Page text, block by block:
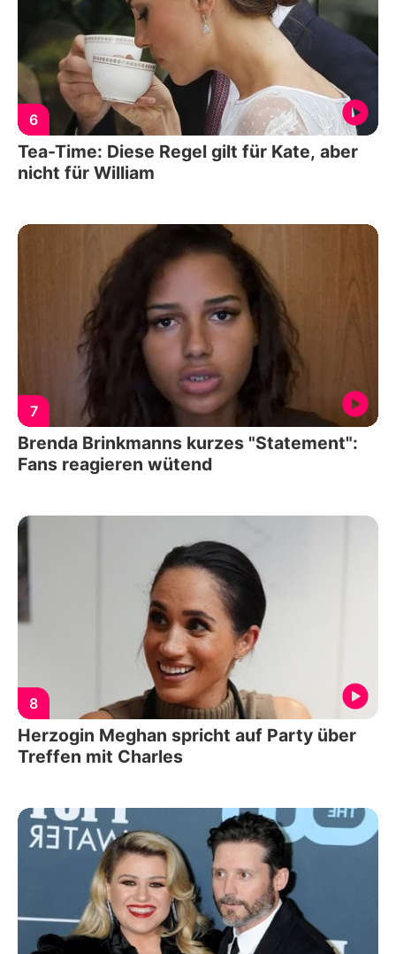
6
Tea-Time: Diese Regel gilt für Kate, aber
nicht für William
7
Brenda Brinkmanns kurzes "Statement":
Fans reagieren wütend
8
Herzogin Meghan spricht auf Party über
Treffen mit Charles